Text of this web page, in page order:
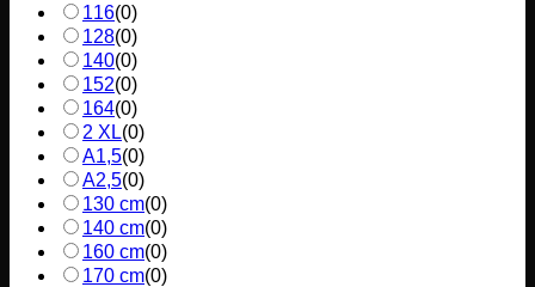
116(0)
128(0)
140(0)
152(0)
164(0)
2 XL(0)
A1,5(0)
A2,5(0)
130 cm(0)
140 cm(0)
160 cm(0)
170 cm(0)